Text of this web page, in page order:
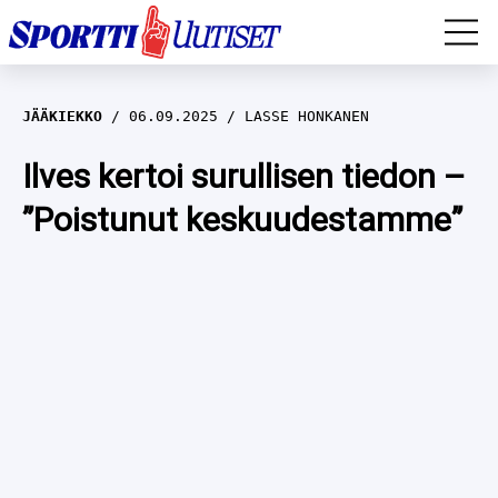
EM-YLEISURHEILU
JÄÄKIEKKO
YLEISURHEILU
JÄÄKIEKKO 06.09.2025 LASSE HONKANEN
Ilves kertoi surullisen tiedon –
”Poistunut keskuudestamme”